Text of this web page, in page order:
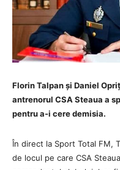
Florin Talpan și Daniel
antrenorul CSA Steaua a
pentru a-i cere demisia.
În direct la Sport Total FM,
de locul pe care CSA